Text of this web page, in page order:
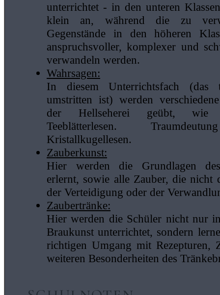
unterrichtet - in den unteren
klein an, während die zu
Gegenstände in den höheren
anspruchsvoller, komplexer und
verwandeln werden.
Wahrsagen:
In diesem Unterrichtsfach (das
umstritten ist) werden
der Hellseherei geübt,
Teeblätterlesen.
Kristallkugellesen.
Zauberkunst:
Hier werden die Grundlagen
erlernt, sowie alle Zauber, die nicht
der Verteidigung oder der
Zaubertränke:
Hier werden die Schüler nicht nur
Braukunst unterrichtet, sondern
richtigen Umgang mit Rezepturen,
weiteren Besonderheiten des